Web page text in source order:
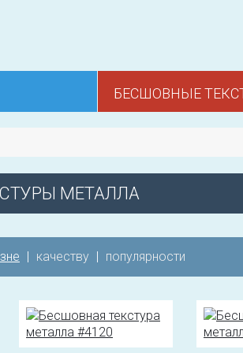
БЕСШОВНЫЕ
МЕТАЛЛА
| качеству | популярности